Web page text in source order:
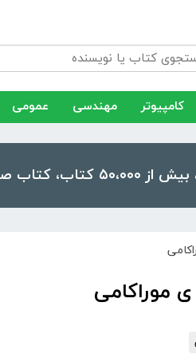
کامپیوتر مهندسی عمومی
و تبلت خود داشته باشید!
موراکامی